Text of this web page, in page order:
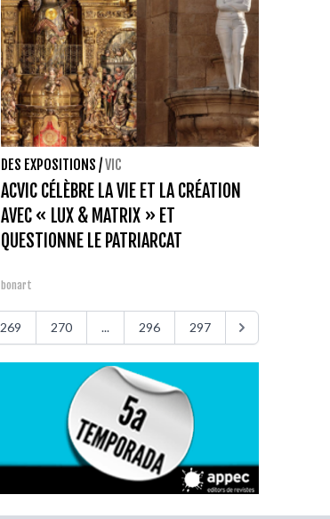
DES EXPOSITIONS /VIC
ACVIC CÉLÈBRE LA VIE ET LA CRÉATION
AVEC « LUX & MATRIX » ET
QUESTIONNE LE PATRIARCAT
bonart
269 270 ... 296 297